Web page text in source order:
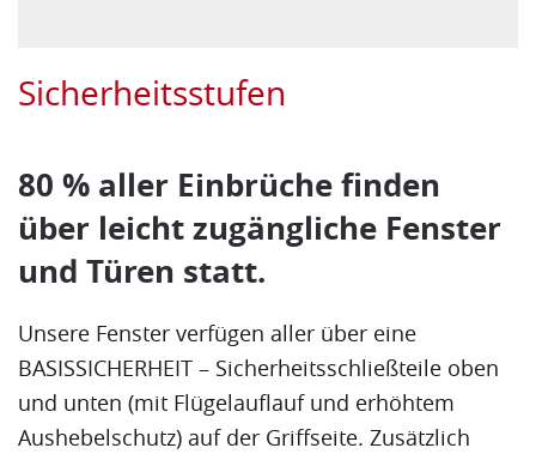
Sicherheitsstufen
80 % aller Einbrüche finden
über leicht zugängliche Fenster
und Türen statt.
Unsere Fenster verfügen aller über eine
BASISSICHERHEIT – Sicherheitsschließteile oben
und unten (mit Flügelauflauf und erhöhtem
Aushebelschutz) auf der Griffseite. Zusätzlich